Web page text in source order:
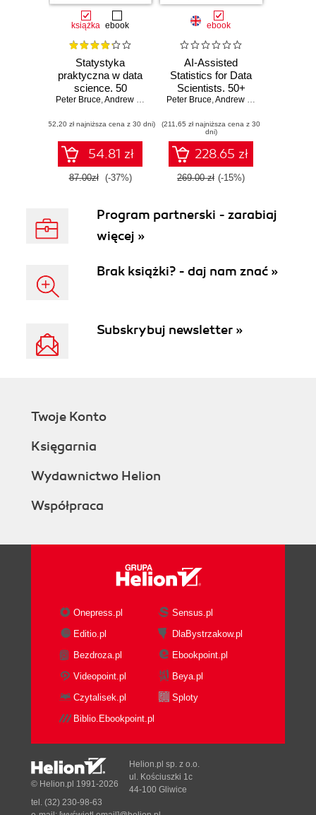
książka ebook
Statystyka
praktyczna w data
science. 50
kluczowych
językach R i
Python. Wydanie II
Peter Bruce,Andrew Bruce Peter Gedeck
(52,20 zł najniższa cena z 30 dni)
54.81 zł
87.00zł (-37%)
ebook
AI-Assisted
Statistics for Data
Scientists. 50+
Essential
and Python. 3rd
Edition
Peter Bruce,Andrew Bruce
(211,65 zł najniższa cena z 30
dni)
228.65 zł
269.00 zł (-15%)
Program partnerski - zarabiaj
więcej »
Brak książki? - daj nam znać »
Subskrybuj newsletter »
Twoje Konto
Księgarnia
Wydawnictwo Helion
Współpraca
Onepress.pl
Sensus.pl
Editio.pl
DlaBystrzakow.pl
Bezdroza.pl
Ebookpoint.pl
Videopoint.pl
Beya.pl
Czytalisek.pl
Sploty
Biblio.Ebookpoint.pl
© Helion.pl 1991-2026
Helion.pl sp. z o.o.
ul. Kościuszki 1c
44-100 Gliwice
tel. (32) 230-98-63